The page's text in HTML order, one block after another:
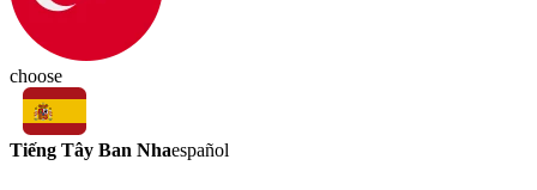
choose
Tiếng Tây Ban Nhaespañol